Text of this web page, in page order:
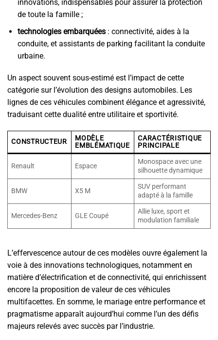
innovations, indispensables pour assurer la protection
de toute la famille ;
technologies embarquées: connectivité, aides à la
conduite, et assistants de parking facilitant la conduite
urbaine.
Un aspect souvent sous-estimé est l’impact de cette
catégorie sur l’évolution des designs automobiles. Les
lignes de ces véhicules combinent élégance et agressivité,
traduisant cette dualité entre utilitaire et sportivité.
CONSTRUCTEUR
MODÈLE
EMBLÉMATIQUE
CARACTÉRISTIQUE
PRINCIPALE
Renault Espace
Monospace avec une
silhouette dynamique
BMW X5 M
SUV performant
adapté à la famille
Mercedes-Benz GLE Coupé
Allie luxe, sport et
modulation familiale
L’effervescence autour de ces modèles ouvre également la
voie à des innovations technologiques, notamment en
matière d’électrification et de connectivité, qui enrichissent
encore la proposition de valeur de ces véhicules
multifacettes. En somme, le mariage entre performance et
pragmatisme apparaît aujourd’hui comme l’un des défis
majeurs relevés avec succès par l’industrie.